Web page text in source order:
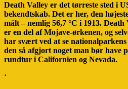
Death Valley er det tørreste sted i
bekendtskab. Det er her, den
målt – nemlig 56,7 °C i 1913.
er en del af Mojave-ørkenen, og
har svært ved at se
den så afgjort noget man bør have
rundtur i Californien og Nevada.
‘